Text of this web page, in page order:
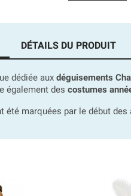
DÉTAILS DU PRODUIT
dédiée aux déguisements
également des costumes
été marquées par le début